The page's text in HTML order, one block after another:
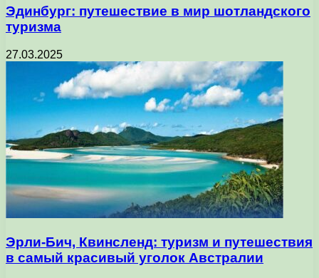
Эдинбург: путешествие в мир шотландского
туризма
27.03.2025
Эрли-Бич, Квинсленд: туризм и путешествия
в самый красивый уголок Австралии